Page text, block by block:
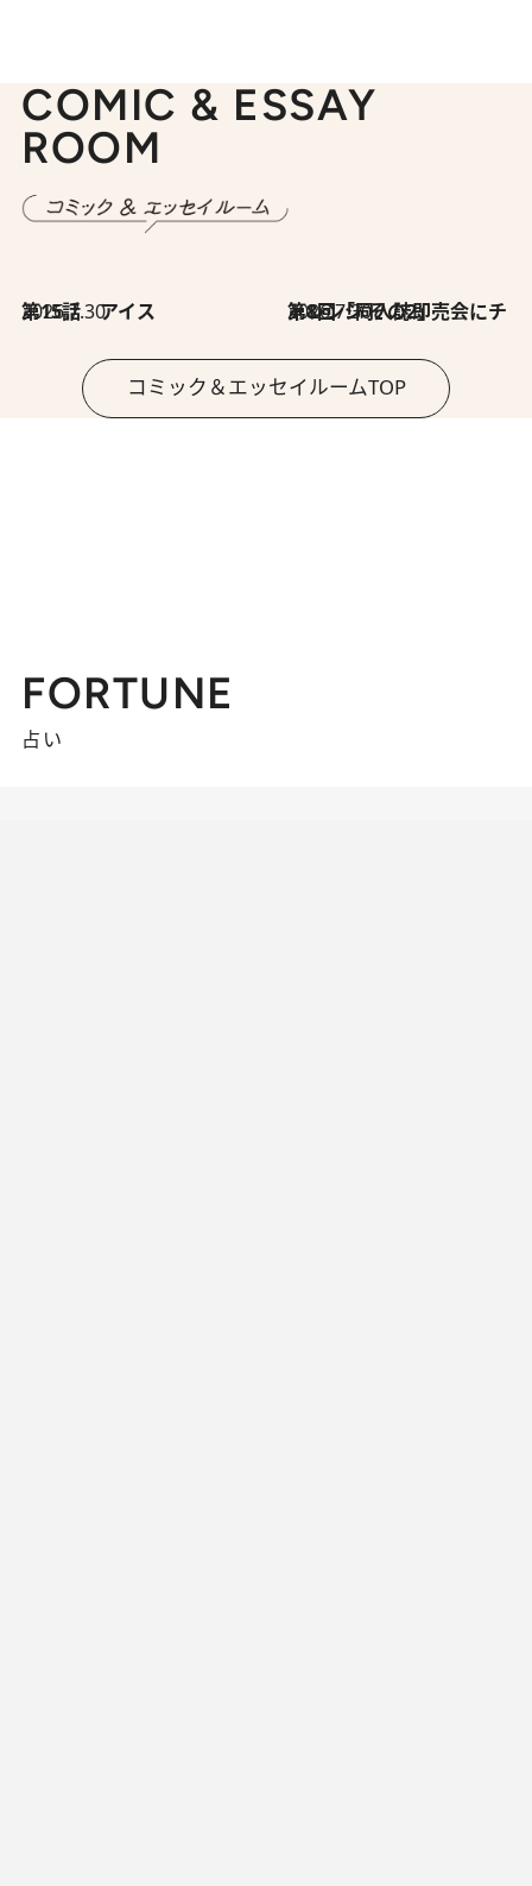
COMIC & ESSAY
ROOM
2026.7.30
第15話 アイス 2026.7.30
第8回「同人誌即売会にチャレンジ その2」
コミック＆エッセイルームTOP
FORTUNE
占い